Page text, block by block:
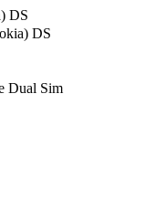
DS
DS
Dual Sim